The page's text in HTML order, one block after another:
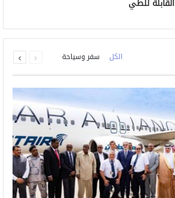
القابلة للطي
الكل سفر وسياحة الصفحةالصفحة